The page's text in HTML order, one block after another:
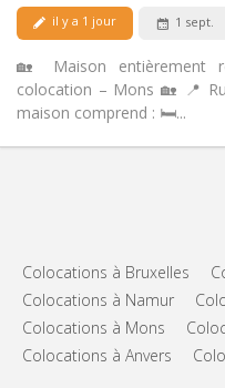
il y a 1 jour 1 sept.
🏡 Maison entièrement
colocation – Mons 🏡 📍
maison comprend : 🛏️...
Colocations à Bruxelles
Colocations à Namur
Colocations à Mons
Colocations à Anvers